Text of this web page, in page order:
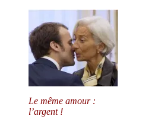
Le même amour :
l’argent !